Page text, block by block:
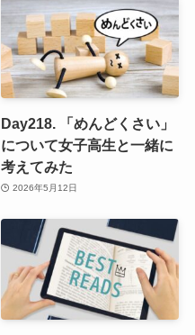
Day218. 「めんどくさい」
について女子高生と一緒に
考えてみた
2026年5月12日